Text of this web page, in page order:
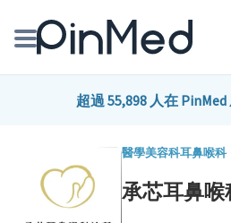
線上預約醫師、院所
健康主題館
超過 55,898 人在
醫學美容科耳鼻喉科
承芯耳鼻喉